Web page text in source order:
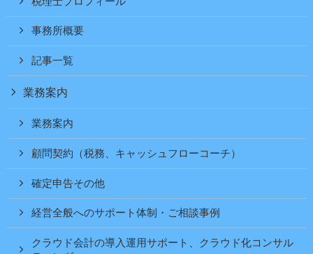
事務所概要
記事一覧
業務案内
業務案内
顧問契約（税務、キャッシュフローコーチ）
確定申告その他
経営全般へのサポート体制・ご相談事例
クラウド会計の導入運用サポート、クラウド化コンサル